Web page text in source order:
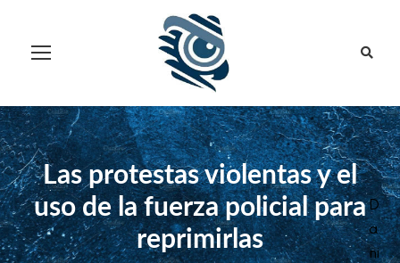
Las protestas violentas y el
uso de la fuerza policial para
reprimirlas
D
a
ni